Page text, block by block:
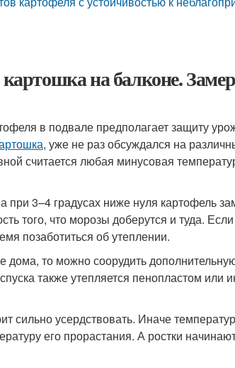
на балконе.
в подвале предполагает защиту
, уже не раз обсуждался на
считается любая минусовая
3–4 градусах ниже нуля картофель
того, что морозы доберутся и туда.
позаботиться об утеплении.
то можно соорудить
также утепляется пенопластом
сильно усердствовать. Иначе
его прорастания. А ростки